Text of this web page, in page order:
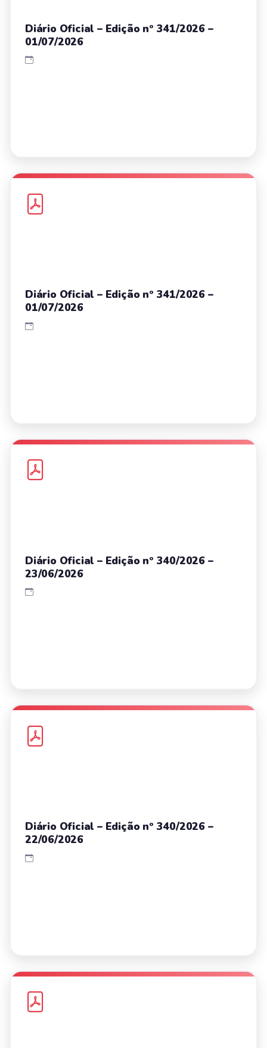
Diário Oficial – Edição nº 341/2026 –
01/07/2026
Diário Oficial – Edição nº 341/2026 –
01/07/2026
Diário Oficial – Edição nº 340/2026 –
23/06/2026
Diário Oficial – Edição nº 340/2026 –
22/06/2026